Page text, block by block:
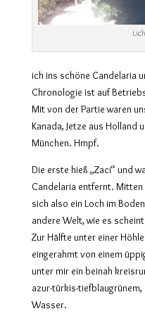
ich ins schöne Candelaria
Chronologie ist auf
Mit von der Partie waren
Kanada, Jetze aus Holland
München. Hmpf.
Die erste hieß „Zaci“ und
Candelaria entfernt.
sich also ein Loch im
andere Welt, wie es
Zur Hälfte unter einer
eingerahmt von einem
unter mir ein beinah
azur-türkis-
Wasser.